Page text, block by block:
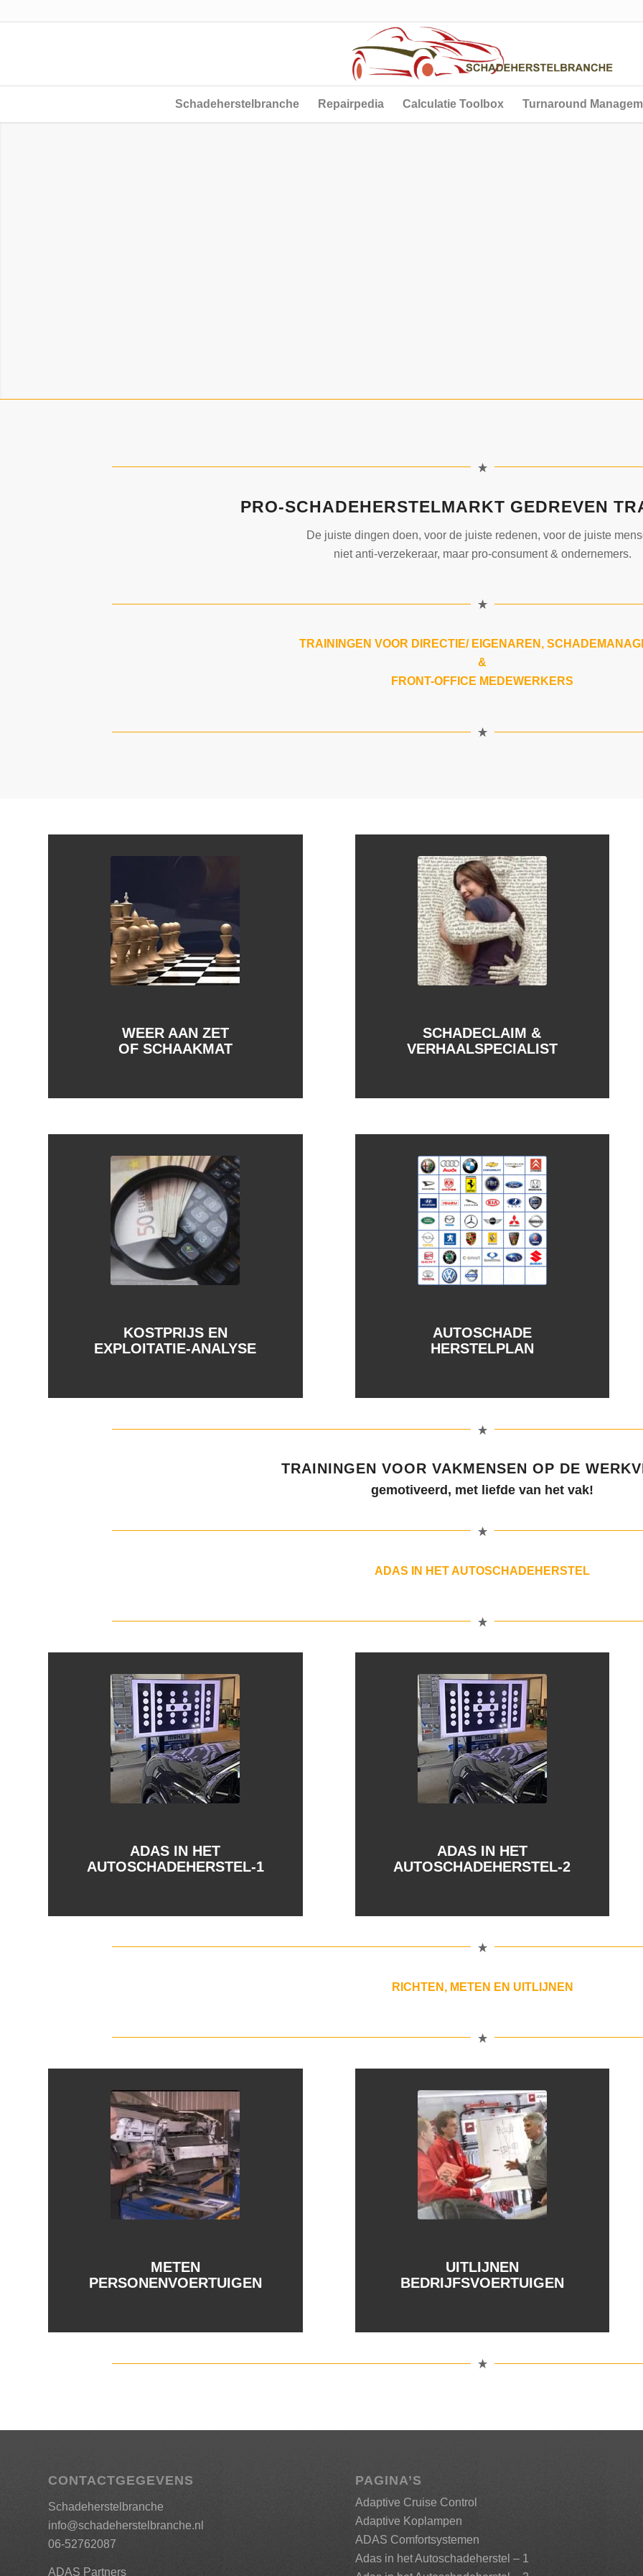
Schadeherstelbranche Repairpedia Calculatie Toolbox Turnaround
PRO-SCHADEHERSTELMARKT GEDREVEN
De juiste dingen doen, voor de juiste redenen, voor de juiste
niet anti-verzekeraar, maar pro-consument & ondernemers.
TRAININGEN VOOR DIRECTIE/ EIGENAREN,
&
FRONT-OFFICE MEDEWERKERS
WEER AAN ZET
OF SCHAAKMAT
SCHADECLAIM &
VERHAALSPECIALIST
KOSTPRIJS EN
EXPLOITATIE-ANALYSE
AUTOSCHADE
HERSTELPLAN
TRAININGEN VOOR VAKMENSEN OP DE
gemotiveerd, met liefde van het vak!
ADAS IN HET AUTOSCHADEHERSTEL
ADAS IN HET
AUTOSCHADEHERSTEL-1
ADAS IN HET
AUTOSCHADEHERSTEL-2
RICHTEN, METEN EN UITLIJNEN
METEN
PERSONENVOERTUIGEN
UITLIJNEN
BEDRIJFSVOERTUIGEN
CONTACTGEGEVENS
Schadeherstelbranche
info@schadeherstelbranche.nl
06-52762087
ADAS Partners
PAGINA’S
Adaptive Cruise Control
Adaptive Koplampen
ADAS Comfortsystemen
Adas in het Autoschadeherstel – 1